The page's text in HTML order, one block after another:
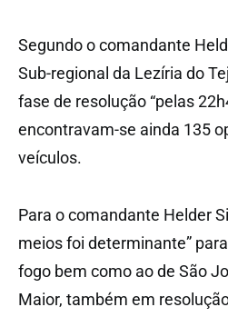
Segundo o comandante
Sub-regional da Lezíria do
fase de resolução “pelas
encontravam-se ainda 135
veículos.
Para o comandante Helder
meios foi determinante”
fogo bem como ao de São
Maior, também em